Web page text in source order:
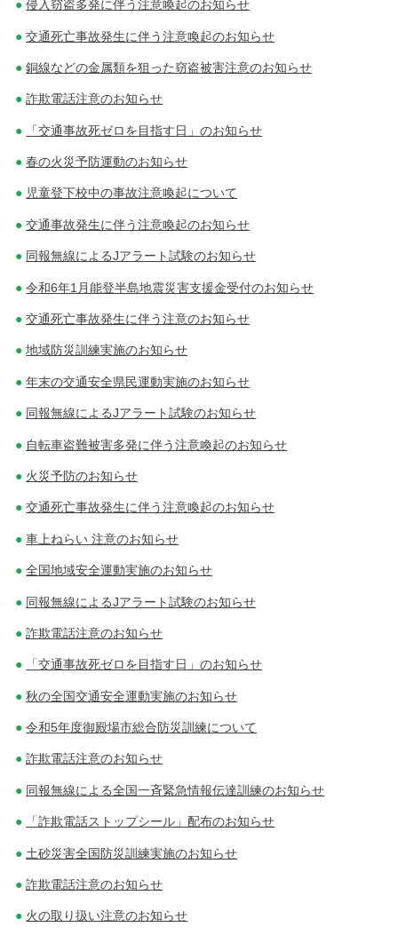
侵入窃盗多発に伴う注意喚起のお知らせ
交通死亡事故発生に伴う注意喚起のお知らせ
銅線などの金属類を狙った窃盗被害注意のお知らせ
詐欺電話注意のお知らせ
「交通事故死ゼロを目指す日」のお知らせ
春の火災予防運動のお知らせ
児童登下校中の事故注意喚起について
交通事故発生に伴う注意喚起のお知らせ
同報無線によるJアラート試験のお知らせ
令和6年1月能登半島地震災害支援金受付のお知らせ
交通死亡事故発生に伴う注意のお知らせ
地域防災訓練実施のお知らせ
年末の交通安全県民運動実施のお知らせ
同報無線によるJアラート試験のお知らせ
自転車盗難被害多発に伴う注意喚起のお知らせ
火災予防のお知らせ
交通死亡事故発生に伴う注意喚起のお知らせ
車上ねらい 注意のお知らせ
全国地域安全運動実施のお知らせ
同報無線によるJアラート試験のお知らせ
詐欺電話注意のお知らせ
「交通事故死ゼロを目指す日」のお知らせ
秋の全国交通安全運動実施のお知らせ
令和5年度御殿場市総合防災訓練について
詐欺電話注意のお知らせ
同報無線による全国一斉緊急情報伝達訓練のお知らせ
「詐欺電話ストップシール」配布のお知らせ
土砂災害全国防災訓練実施のお知らせ
詐欺電話注意のお知らせ
火の取り扱い注意のお知らせ